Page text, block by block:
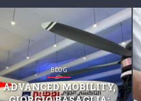
BLOG
ADVANCED MOBILITY,